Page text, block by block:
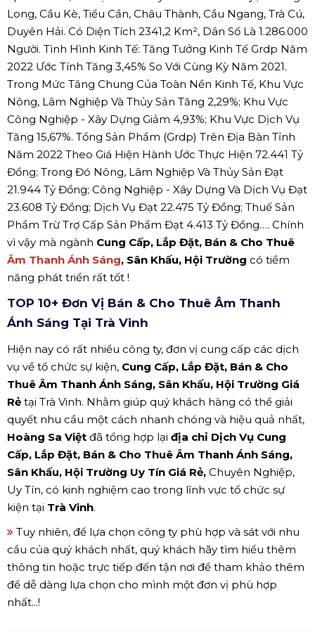
Long, Cầu Kè, Tiểu Cần, Châu Thành, Cầu Ngang, Trà Cú,
Duyên Hải. Có Diện Tích 2341,2 Km², Dân Số Là 1.286.000
Người. Tình Hình Kinh Tế: Tăng Tưởng Kinh Tế Grdp Năm
2022 Ước Tính Tăng 3,45% So Với Cùng Kỳ Năm 2021.
Trong Mức Tăng Chung Của Toàn Nền Kinh Tế, Khu Vực
Nông, Lâm Nghiệp Và Thủy Sản Tăng 2,29%; Khu Vực
Công Nghiệp - Xây Dựng Giảm 4,93%; Khu Vực Dịch Vụ
Tăng 15,67%. Tổng Sản Phẩm (Grdp) Trên Địa Bàn Tỉnh
Năm 2022 Theo Giá Hiện Hành Ước Thực Hiện 72.441 Tỷ
Đồng; Trong Đó Nông, Lâm Nghiệp Và Thủy Sản Đạt
21.944 Tỷ Đồng; Công Nghiệp - Xây Dựng Và Dịch Vụ Đạt
23.608 Tỷ Đồng; Dịch Vụ Đạt 22.475 Tỷ Đồng; Thuế Sản
Phẩm Trừ Trợ Cấp Sản Phẩm Đạt 4.413 Tỷ Đồng…. Chính
vì vậy mà ngành Cung Cấp, Lắp Đặt, Bán & Cho Thuê
Âm Thanh Ánh Sáng, Sân Khấu, Hội Trường có tiềm
năng phát triển rất tốt !
TOP 10+ Đơn Vị Bán & Cho Thuê Âm Thanh
Ánh Sáng Tại Trà Vinh
Hiện nay có rất nhiều công ty, đơn vị cung cấp các dịch
vụ về tổ chức sự kiện, Cung Cấp, Lắp Đặt, Bán & Cho
Thuê Âm Thanh Ánh Sáng, Sân Khấu, Hội Trường Giá
Rẻ tại Trà Vinh. Nhằm giúp quý khách hàng có thể giải
quyết nhu cầu một cách nhanh chóng và hiệu quả nhất,
Hoàng Sa Việt đã tổng hợp lại địa chỉ Dịch Vụ Cung
Cấp, Lắp Đặt, Bán & Cho Thuê Âm Thanh Ánh Sáng,
Sân Khấu, Hội Trường Uy Tín Giá Rẻ, Chuyên Nghiệp,
Uy Tín, có kinh nghiệm cao trong lĩnh vực tổ chức sự
kiện tại Trà Vinh.
Tuy nhiên, để lựa chọn công ty phù hợp và sát với nhu
cầu của quý khách nhất, quý khách hãy tìm hiểu thêm
thông tin hoặc trực tiếp đến tận nơi để tham khảo thêm
để dễ dàng lựa chọn cho mình một đơn vị phù hợp
nhất...!